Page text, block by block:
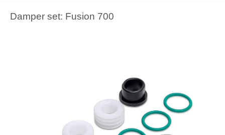
Damper set: Fusion 700